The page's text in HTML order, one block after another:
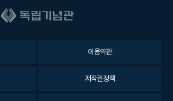
이용약관
저작권정책